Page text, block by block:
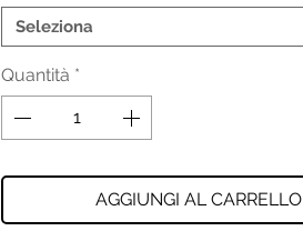
Seleziona
Quantità *
AGGIUNGI AL CARRELLO